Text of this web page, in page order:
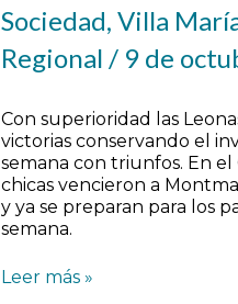
Sociedad,Villa
Regional / 9 de
Con superioridad las
victorias conservando el
semana con triunfos. En
chicas vencieron a
y ya se preparan para los
semana.
Leer más »